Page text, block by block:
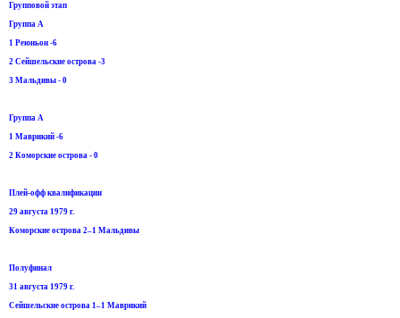
Групповой этап
Группа А
1 Реюньон -6
2 Сейшельские острова -3
3 Мальдивы - 0
Группа А
1 Маврикий -6
2 Коморские острова - 0
Плей-офф квалификации
29 августа 1979 г.
Коморские острова 2–1 Мальдивы
Полуфинал
31 августа 1979 г.
Сейшельские острова 1–1 Маврикий